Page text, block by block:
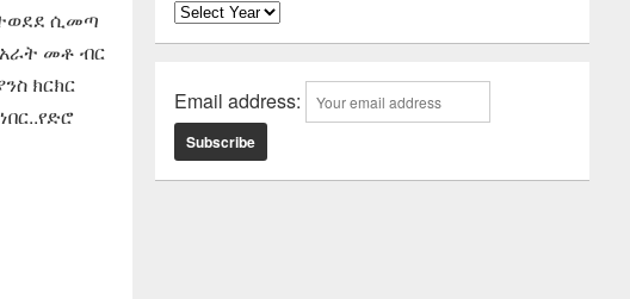
ሲመጣ
መቶ ብር
ክርክር
Email address: